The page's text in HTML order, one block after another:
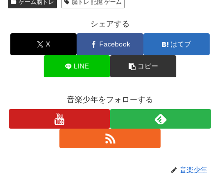
ゲーム脳トレ 脳トレ 記憶 ゲーム
シェアする
X Facebook はてブ
LINE コピー
音楽少年をフォローする
音楽少年